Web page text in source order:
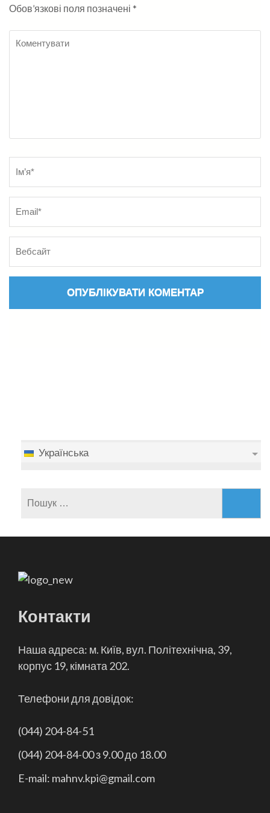
Обов’язкові поля позначені *
Українська
Контакти
Наша адреса: м. Київ, вул. Політехнічна, 39,
корпус 19, кімната 202.
Телефони для довідок:
(044) 204-84-51
(044) 204-84-00 з 9.00 до 18.00
E-mail: mahnv.kpi@gmail.com